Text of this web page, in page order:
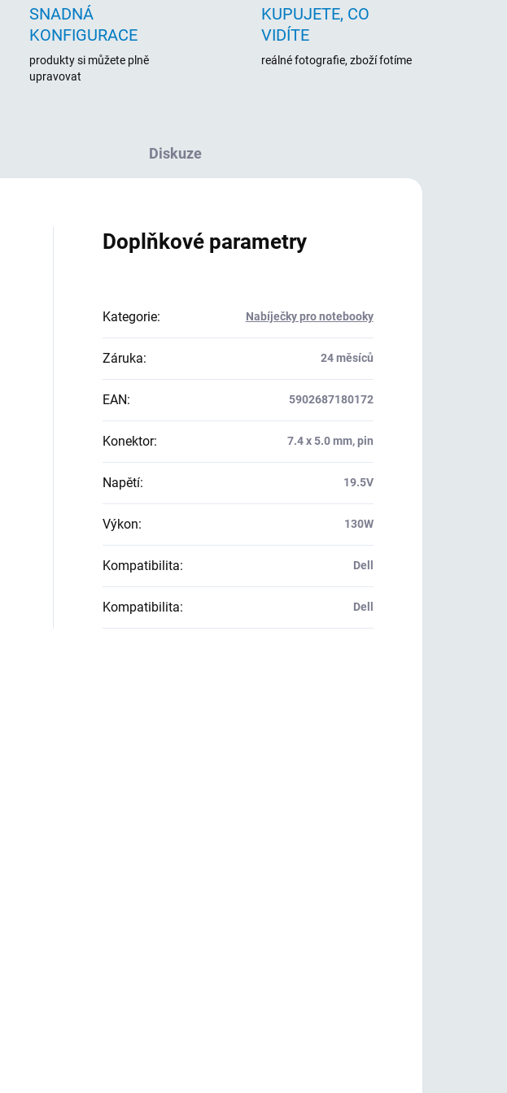
SNADNÁ
KONFIGURACE
produkty si můžete plně
upravovat
KUPUJETE, CO
VIDÍTE
reálné fotografie, zboží fotíme
Diskuze
Doplňkové parametry
Kategorie: Nabíječky pro notebooky
Záruka: 24 měsíců
EAN: 5902687180172
Konektor: 7.4 x 5.0 mm, pin
Napětí: 19.5V
Výkon: 130W
Kompatibilita: Dell
Kompatibilita: Dell